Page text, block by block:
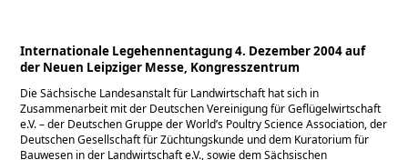
Internationale Legehennentagung 4. Dezember 2004 auf
der Neuen Leipziger Messe, Kongresszentrum
Die Sächsische Landesanstalt für Landwirtschaft hat sich in
Zusammenarbeit mit der Deutschen Vereinigung für Geflügelwirtschaft
e.V. – der Deutschen Gruppe der World’s Poultry Science Association, der
Deutschen Gesellschaft für Züchtungskunde und dem Kuratorium für
Bauwesen in der Landwirtschaft e.V., sowie dem Sächsischen